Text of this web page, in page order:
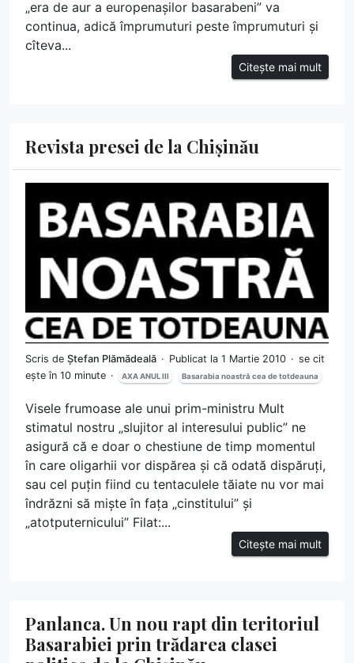
„era de aur a europenașilor basarabeni” va
continua, adică împrumuturi peste împrumuturi și
cîteva...
Citește mai mult
Revista presei de la Chișinău
Scris de Ștefan Plămădeală Publicat la 1 Martie 2010
se cit
ește în 10 minute
AXA ANUL III Basarabia noastră cea de totdeauna
Visele frumoase ale unui prim-ministru Mult
stimatul nostru „slujitor al interesului public” ne
asigură că e doar o chestiune de timp momentul
în care oligarhii vor dispărea și că odată dispăruți,
sau cel puțin fiind cu tentaculele tăiate nu vor mai
îndrăzni să miște în fața „cinstitului” și
„atotputernicului” Filat:...
Citește mai mult
Panlanca. Un nou rapt din teritoriul
Basarabiei prin trădarea clasei